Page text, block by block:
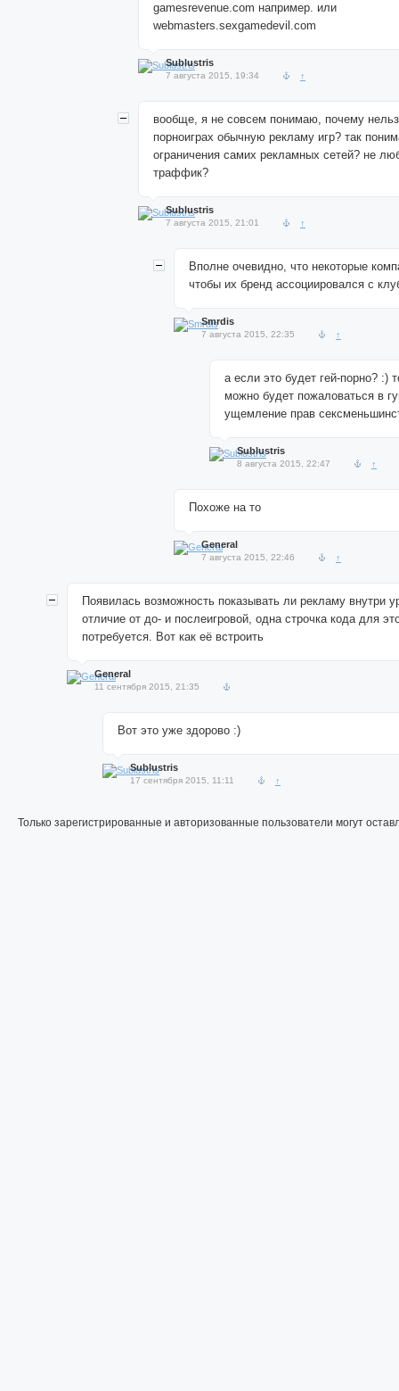
gamesrevenue.com например. или
webmasters.sexgamedevil.com
Sublustris
7 августа 2015, 19:34 ↑
вообще, я не совсем понимаю, почему
порноиграх обычную рекламу игр? так
ограничения самих рекламных сетей? не
траффик?
Sublustris
7 августа 2015, 21:01 ↑
Вполне очевидно, что некоторые
чтобы их бренд ассоциировался с
Smrdis
7 августа 2015, 22:35 ↑
а если это будет гей-порно? :)
можно будет пожаловаться в
ущемление прав
Sublustris
8 августа 2015, 22:47 ↑
Похоже на то
General
7 августа 2015, 22:46 ↑
Появилась возможность показывать ли рекламу внутри
отличие от до- и послеигровой, одна строчка кода для
потребуется. Вот как её встроить
General
11 сентября 2015, 21:35
Вот это уже здорово :)
Sublustris
17 сентября 2015, 11:11 ↑
Только зарегистрированные и авторизованные пользователи могут